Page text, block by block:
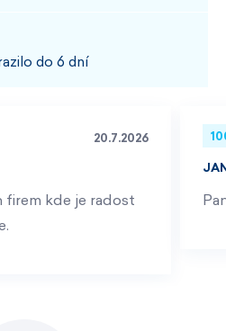
do 6 dní
20.7.2026
firem kde je radost